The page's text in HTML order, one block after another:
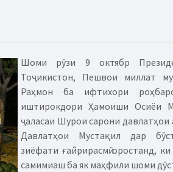
Шоми рӯзи 9 октябр
Тоҷикистон, Пешвои миллат
Раҳмон ба ифтихори
иштирокдори Ҳамоиши Осиёи
ҷаласаи Шурои сарони
Давлатҳои Мустақил дар
зиёфати ғайрирасмӣ оростанд,
самимиаш ба як маҳфили шоми